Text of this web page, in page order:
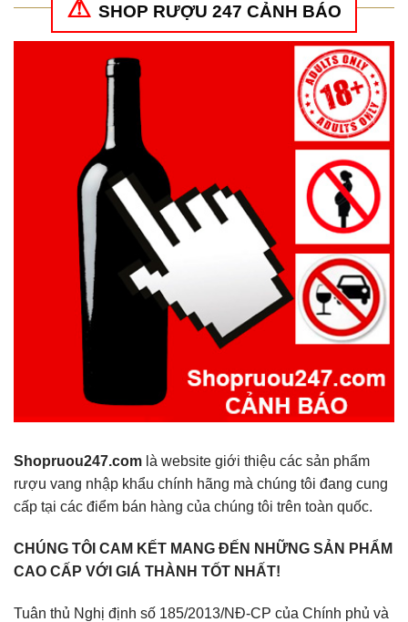
SHOP RƯỢU 247 CẢNH BÁO
Shopruou247.com là website giới thiệu các sản phẩm
rượu vang nhập khẩu chính hãng mà chúng tôi đang cung
cấp tại các điểm bán hàng của chúng tôi trên toàn quốc.
CHÚNG TÔI CAM KẾT MANG ĐẾN NHỮNG SẢN PHẨM
CAO CẤP VỚI GIÁ THÀNH TỐT NHẤT!
Tuân thủ Nghị định số 185/2013/NĐ-CP của Chính phủ và